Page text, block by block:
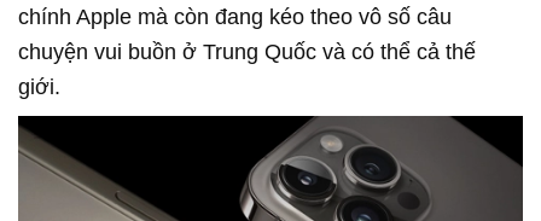
chính Apple mà còn đang kéo theo vô số câu
chuyện vui buồn ở Trung Quốc và có thể cả thế
giới.